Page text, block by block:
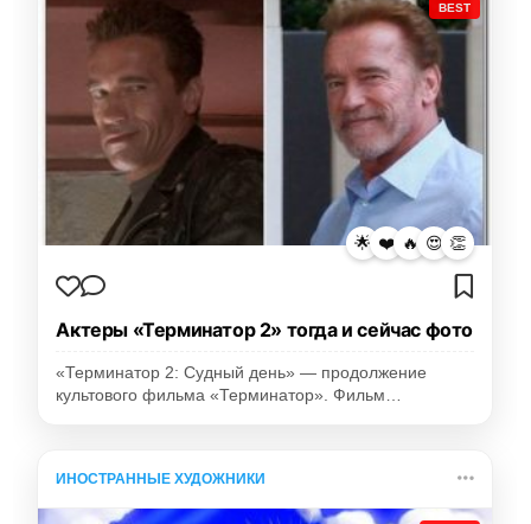
BEST
🌟 ❤️ 🔥 😍 👏
Актеры «Терминатор 2» тогда и сейчас фото
«Терминатор 2: Судный день» — продолжение
культового фильма «Терминатор». Фильм…
ИНОСТРАННЫЕ ХУДОЖНИКИ